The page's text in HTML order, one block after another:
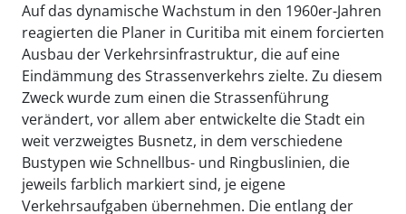
Auf das dynamische Wachstum in den 1960er-Jahren
reagierten die Planer in Curitiba mit einem forcierten
Ausbau der Verkehrsinfrastruktur, die auf eine
Eindämmung des Strassenverkehrs zielte. Zu diesem
Zweck wurde zum einen die Strassenführung
verändert, vor allem aber entwickelte die Stadt ein
weit verzweigtes Busnetz, in dem verschiedene
Bustypen wie Schnellbus- und Ringbuslinien, die
jeweils farblich markiert sind, je eigene
Verkehrsaufgaben übernehmen. Die entlang der